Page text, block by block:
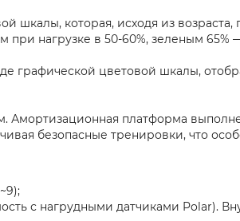
шкалы, которая, исходя из возраста,
нагрузке в 50-60%, зеленым 65%
графической цветовой шкалы,
Амортизационная платформа
безопасные тренировки, что
с нагрудными датчиками Polar).